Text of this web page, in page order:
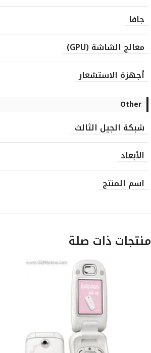
جافا
معالج الشاشة (GPU)
أجهزة الاستشعار
Other
شبكة الجيل الثالث
الأبعاد
اسم المنتج
منتجات ذات صلة